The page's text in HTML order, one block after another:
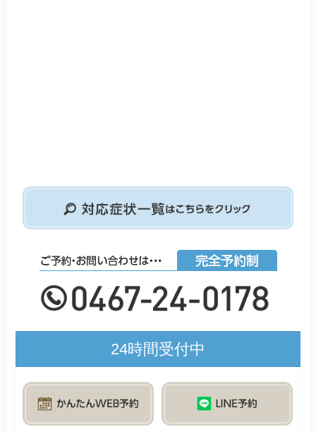
24時間受付中